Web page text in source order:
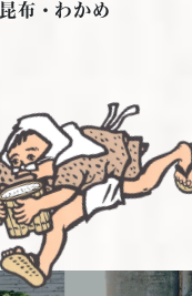
昆布・わかめ